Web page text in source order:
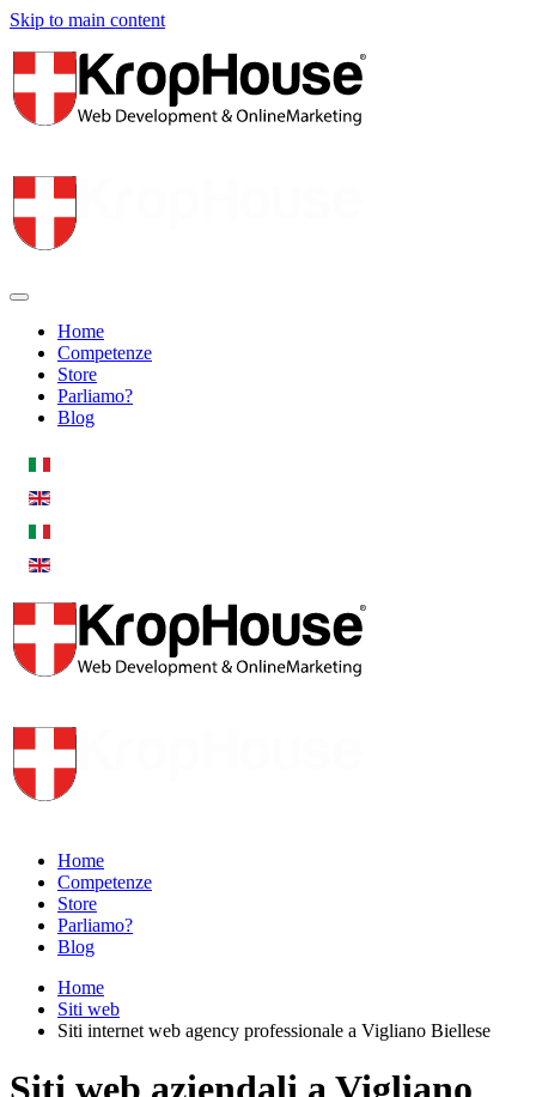
Skip to main content
Home
Competenze
Store
Parliamo?
Blog
Home
Competenze
Store
Parliamo?
Blog
Home
Siti web
Siti internet web agency professionale a Vigliano Biellese